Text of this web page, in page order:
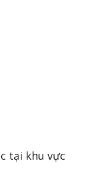
tại khu vực